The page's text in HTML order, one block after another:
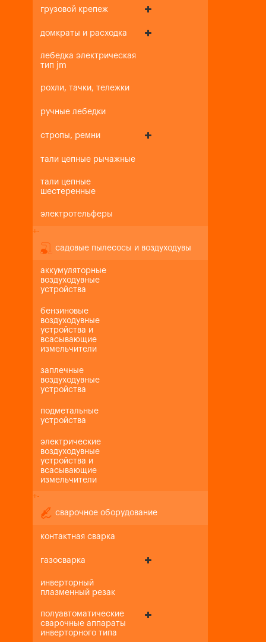
грузовой крепеж
домкраты и расходка
лебедка электрическая
тип jm
рохли, тачки, тележки
ручные лебедки
стропы, ремни
тали цепные рычажные
тали цепные
шестеренные
электротельферы
+-
садовые пылесосы и воздуходувы
аккумуляторные
воздуходувные
устройства
бензиновые
воздуходувные
устройства и
всасывающие
измельчители
заплечные
воздуходувные
устройства
подметальные
устройства
электрические
воздуходувные
устройства и
всасывающие
измельчители
+-
сварочное оборудование
контактная сварка
газосварка
инверторный
плазменный резак
полуавтоматические
сварочные аппараты
инверторного типа